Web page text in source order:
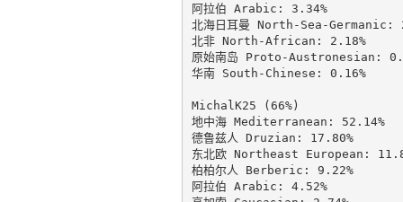
阿拉伯 Arabic: 3.34%
北海日耳曼 North-Sea-Germanic:
北非 North-African: 2.18%
原始南岛 Proto-Austronesian:
华南 South-Chinese: 0.16%
MichalK25 (66%)
地中海 Mediterranean: 52.14%
德鲁兹人 Druzian: 17.80%
东北欧 Northeast European:
柏柏尔人 Berberic: 9.22%
阿拉伯 Arabic: 4.52%